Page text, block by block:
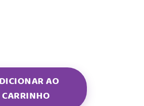
AO
CARRINHO